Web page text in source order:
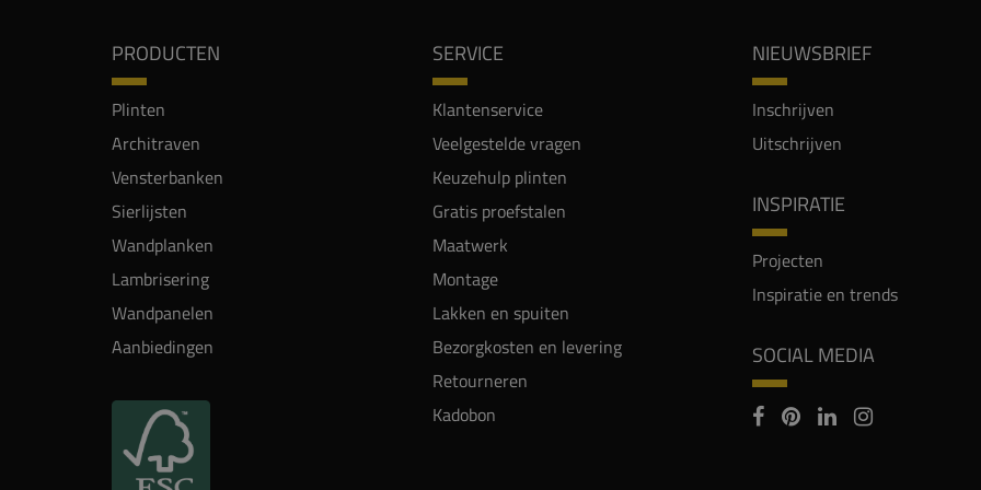
PRODUCTEN
Plinten
Architraven
Vensterbanken
Sierlijsten
Wandplanken
Lambrisering
Wandpanelen
Aanbiedingen
SERVICE
Klantenservice
Veelgestelde vragen
Keuzehulp plinten
Gratis proefstalen
Maatwerk
Montage
Lakken en spuiten
Bezorgkosten en levering
Retourneren
Kadobon
NIEUWSBRIEF
Inschrijven
Uitschrijven
INSPIRATIE
Projecten
Inspiratie en trends
SOCIAL MEDIA